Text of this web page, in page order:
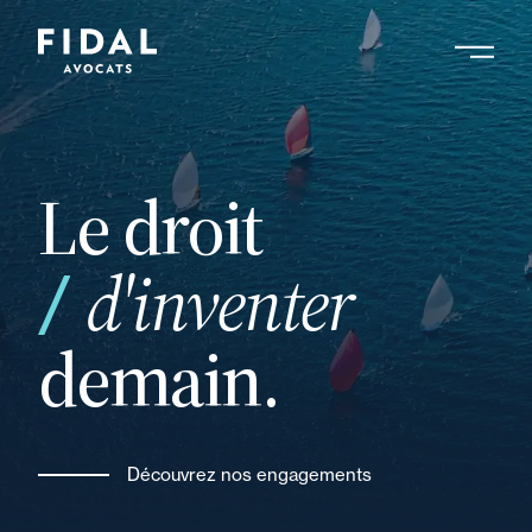
Aller
au
contenu
principalRechercher un mot clé, un professionnel ....
Le droit
d'inventer
demain.
Découvrez nos engagements
vos